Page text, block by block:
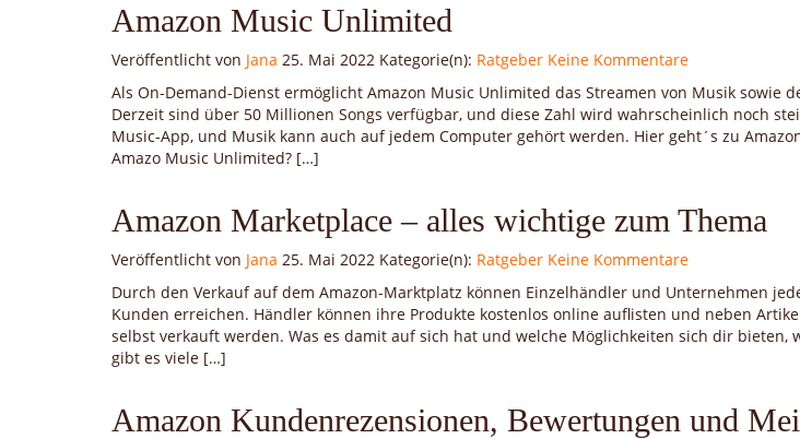
Amazon Music Unlimited
Veröffentlicht von Jana 25. Mai 2022 Kategorie(n): Ratgeber Keine Kommentare
Als On-Demand-Dienst ermöglicht Amazon Music Unlimited das Streamen von Musik sowie
Derzeit sind über 50 Millionen Songs verfügbar, und diese Zahl wird wahrscheinlich noch
Music-App, und Musik kann auch auf jedem Computer gehört werden. Hier geht´s zu
Amazo Music Unlimited? […]
Amazon Marketplace – alles wichtige zum Thema
Veröffentlicht von Jana 25. Mai 2022 Kategorie(n): Ratgeber Keine Kommentare
Durch den Verkauf auf dem Amazon-Marktplatz können Einzelhändler und Unternehmen
Kunden erreichen. Händler können ihre Produkte kostenlos online auflisten und neben
selbst verkauft werden. Was es damit auf sich hat und welche Möglichkeiten sich dir bieten,
gibt es viele […]
Amazon Kundenrezensionen, Bewertungen und